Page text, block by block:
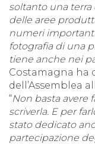
soltanto una
delle aree
numeri
fotografia di una
tiene anche nei
Costamagna ha
dell’Assemblea
“Non basta avere
scriverla. E per
stato dedicato
partecipazione